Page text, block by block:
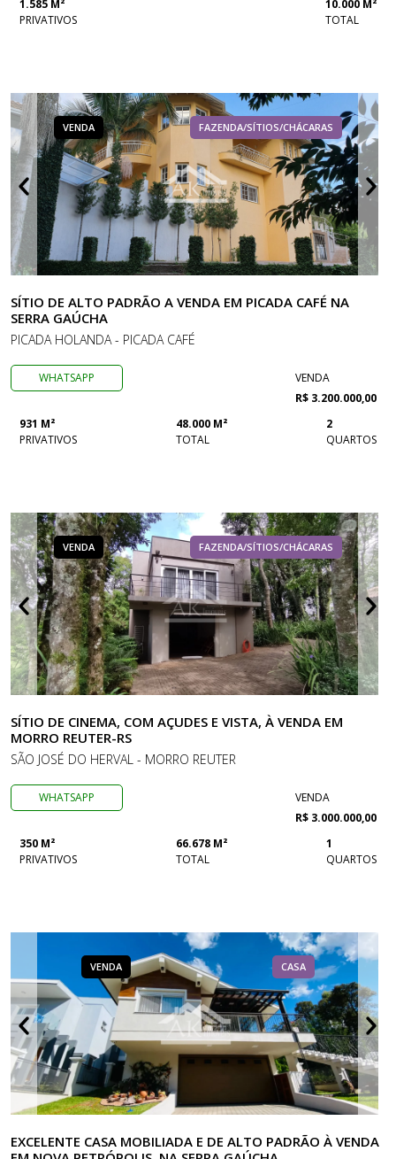
1.585 M²
PRIVATIVOS
10.000 M²
TOTAL
VENDA FAZENDA/SÍTIOS/CHÁCARAS
SÍTIO DE ALTO PADRÃO A VENDA EM PICADA CAFÉ NA
SERRA GAÚCHA
PICADA HOLANDA - PICADA CAFÉ
WHATSAPP
VENDA
R$ 3.200.000,00
931 M²
PRIVATIVOS
48.000 M²
TOTAL
2
QUARTOS
VENDA FAZENDA/SÍTIOS/CHÁCARAS
SÍTIO DE CINEMA, COM AÇUDES E VISTA, À VENDA EM
MORRO REUTER-RS
SÃO JOSÉ DO HERVAL - MORRO REUTER
WHATSAPP
VENDA
R$ 3.000.000,00
350 M²
PRIVATIVOS
66.678 M²
TOTAL
1
QUARTOS
VENDA CASA
EXCELENTE CASA MOBILIADA E DE ALTO PADRÃO À VENDA